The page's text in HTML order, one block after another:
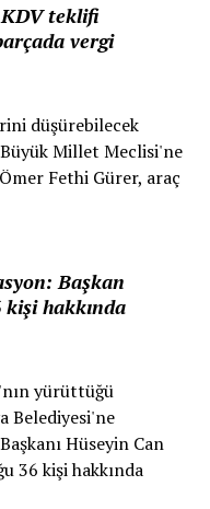
teklifi
vergi
düşürebilecek
Millet Meclisi'ne
Fethi Gürer, araç
Başkan
hakkında
yürüttüğü
Belediyesi'ne
Hüseyin Can
36 kişi hakkında